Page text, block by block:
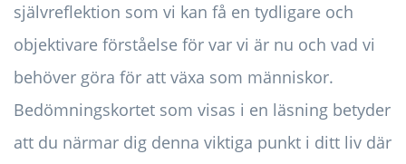
självreflektion som vi kan få en tydligare och
objektivare förståelse för var vi är nu och vad vi
behöver göra för att växa som människor.
Bedömningskortet som visas i en läsning betyder
att du närmar dig denna viktiga punkt i ditt liv där